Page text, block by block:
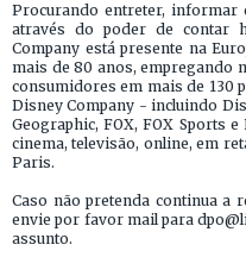
Procurando entreter, informar
através do poder de contar
Company está presente na
mais de 80 anos, empregando
consumidores em mais de 130
Disney Company - incluindo
Geographic, FOX, FOX Sports
cinema, televisão, online, em
Paris.
Caso não pretenda continua a
envie por favor mail para
assunto.